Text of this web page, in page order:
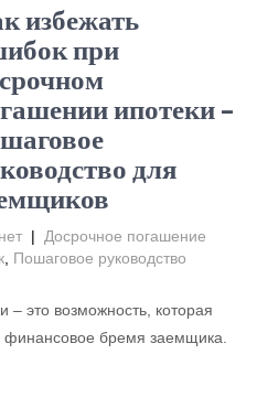
избежать
при
ипотеки –
для
| Досрочное погашение
Пошаговое руководство
– это возможность, которая
финансовое бремя заемщика.